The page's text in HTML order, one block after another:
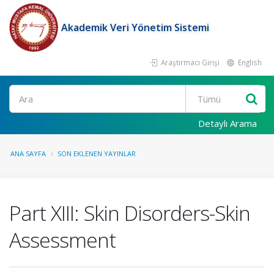
Akademik Veri Yönetim Sistemi
Araştırmacı Girişi English
Ara
Detaylı Arama
ANA SAYFA SON EKLENEN YAYINLAR
Part XIII: Skin Disorders-Skin
Assessment